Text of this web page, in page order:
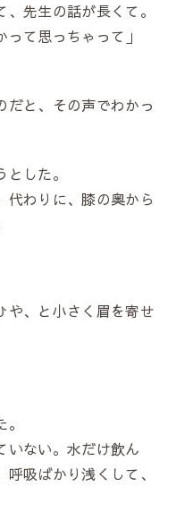
先生の話が長くて。
て思っちゃって」
と、その声でわかっ
した。
わりに、膝の奥から
、と小さく眉を寄せ
ない。水だけ飲ん
吸ばかり浅くして、